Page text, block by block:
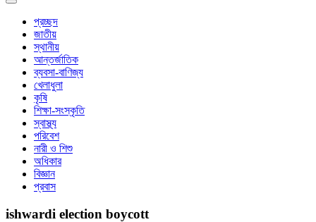
Toggle
navigation
প্রচ্ছদ
জাতীয়
স্থানীয়
আন্তর্জাতিক
ব্যবসা-বাণিজ্য
খেলাধুলা
কৃষি
শিক্ষা-সংস্কৃতি
স্বাস্থ্য
পরিবেশ
নারী ও শিশু
অধিকার
বিজ্ঞান
প্রবাস
ishwardi election boycott